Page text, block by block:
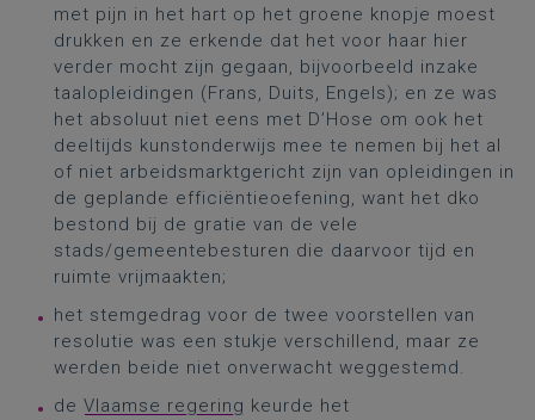
met pijn in het hart op het groene knopje moest
drukken en ze erkende dat het voor haar hier
verder mocht zijn gegaan, bijvoorbeeld inzake
taalopleidingen (Frans, Duits, Engels); en ze was
het absoluut niet eens met D’Hose om ook het
deeltijds kunstonderwijs mee te nemen bij het al
of niet arbeidsmarktgericht zijn van opleidingen in
de geplande efficiëntieoefening, want het dko
bestond bij de gratie van de vele
stads/gemeentebesturen die daarvoor tijd en
ruimte vrijmaakten;
het stemgedrag voor de twee voorstellen van
resolutie was een stukje verschillend, maar ze
werden beide niet onverwacht weggestemd.
de Vlaamse regering keurde het